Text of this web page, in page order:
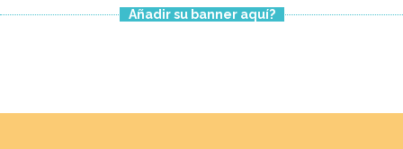
Añadir su banner aquí?